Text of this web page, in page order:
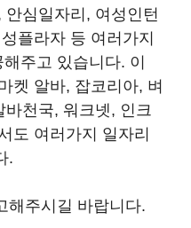
심일자리, 여성인턴
플라자 등 여러가지
주고 있습니다. 이
켓 알바, 잡코리아, 벼
천국, 워크넷, 인크
도 여러가지 일자리
.
해주시길 바랍니다.